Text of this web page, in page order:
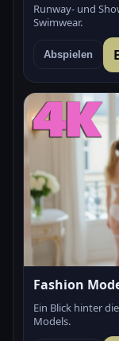
Runway- und
Swimwear.
Abspielen
Fashion
Ein Blick hinter
Models.